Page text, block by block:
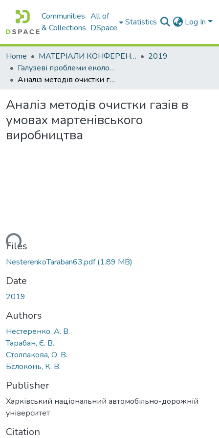
Communities
& Collections
All of
DSpace
Statistics Log In
Home МАТЕРІАЛИ КОНФЕРЕНЦІЙ
2019
Галузеві прoблеми екoлoгічнoї безпеки
Аналіз методів очистки газів в умовах мартенівського виробництва
Аналіз методів очистки газів в
умовах мартенівського
виробництва
Files
NesterenkoTaraban63.pdf(1.89 MB)
Date
2019
Authors
Нестеренко, А. В.
Тарабан, Є. В.
Столпакова, О. В.
Бєлоконь, К. В.
Publisher
Харківський національний автомобільно-дорожній
університет
Citation